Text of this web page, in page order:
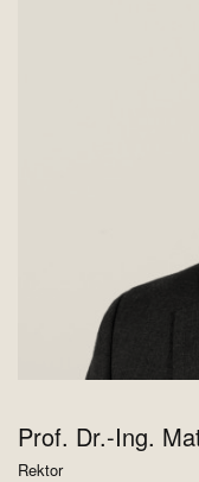
Prof. Dr.-Ing.
Rektor